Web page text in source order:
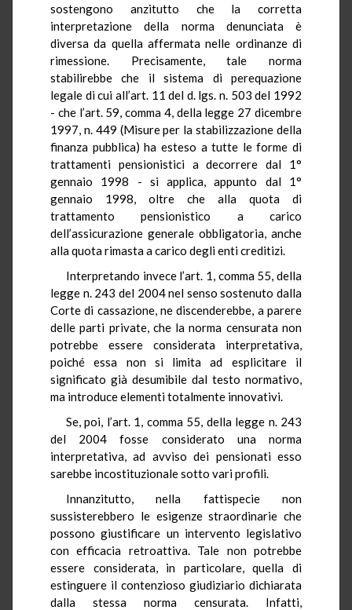
sostengono anzitutto che la corretta
interpretazione della norma denunciata è
diversa da quella affermata nelle ordinanze di
rimessione. Precisamente, tale norma
stabilirebbe che il sistema di perequazione
legale di cui all’art. 11 del d. lgs. n. 503 del 1992
- che l’art. 59, comma 4, della legge 27 dicembre
1997, n. 449 (Misure per la stabilizzazione della
finanza pubblica) ha esteso a tutte le forme di
trattamenti pensionistici a decorrere dal 1°
gennaio 1998 - si applica, appunto dal 1°
gennaio 1998, oltre che alla quota di
trattamento pensionistico a carico
dell’assicurazione generale obbligatoria, anche
alla quota rimasta a carico degli enti creditizi.
Interpretando invece l’art. 1, comma 55, della
legge n. 243 del 2004 nel senso sostenuto dalla
Corte di cassazione, ne discenderebbe, a parere
delle parti private, che la norma censurata non
potrebbe essere considerata interpretativa,
poiché essa non si limita ad esplicitare il
significato già desumibile dal testo normativo,
ma introduce elementi totalmente innovativi.
Se, poi, l’art. 1, comma 55, della legge n. 243
del 2004 fosse considerato una norma
interpretativa, ad avviso dei pensionati esso
sarebbe incostituzionale sotto vari profili.
Innanzitutto, nella fattispecie non
sussisterebbero le esigenze straordinarie che
possono giustificare un intervento legislativo
con efficacia retroattiva. Tale non potrebbe
essere considerata, in particolare, quella di
estinguere il contenzioso giudiziario dichiarata
dalla stessa norma censurata. Infatti,